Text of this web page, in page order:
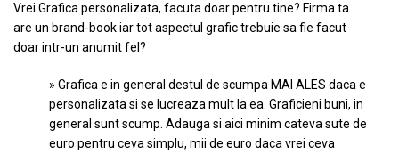
Vrei Grafica personalizata, facuta doar pentru tine? Firma ta
are un brand-book iar tot aspectul grafic trebuie sa fie facut
doar intr-un anumit fel?
» Grafica e in general destul de scumpa MAI ALES daca e
personalizata si se lucreaza mult la ea. Graficieni buni, in
general sunt scump. Adauga si aici minim cateva sute de
euro pentru ceva simplu, mii de euro daca vrei ceva